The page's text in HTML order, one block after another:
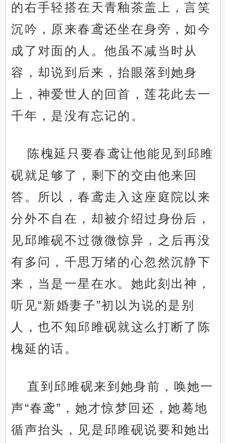
的右手轻搭在天青釉茶盖上，言笑
沉吟，原来春鸢还坐在身旁，如今
成了对面的人。他虽不减当时从
容，却说到后来，抬眼落到她身
上，神爱世人的回首，莲花此去一
千年，是没有忘记的。
陈槐延只要春鸢让他能见到邱雎
砚就足够了，剩下的交由他来回
答。所以，春鸢走入这座庭院以来
分外不自在，却被介绍过身份后，
见邱雎砚不过微微惊异，之后再没
有多问，千思万绪的心忽然沉静下
来，当是一星在水。她此刻出神，
听见“新婚妻子”初以为说的是别
人，也不知邱雎砚就这么打断了陈
槐延的话。
直到邱雎砚来到她身前，唤她一
声“春鸢”，她才惊梦回还，她蓦地
循声抬头，见是邱雎砚说要和她出